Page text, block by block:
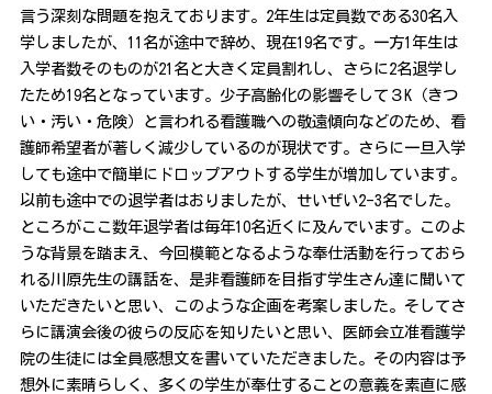
言う深刻な問題を抱えております。2年生は定員数である30名入
学しましたが、11名が途中で辞め、現在19名です。一方1年生は
入学者数そのものが21名と大きく定員割れし、さらに2名退学し
たため19名となっています。少子高齢化の影響そして３K（きつ
い・汚い・危険）と言われる看護職への敬遠傾向などのため、看
護師希望者が著しく減少しているのが現状です。さらに一旦入学
しても途中で簡単にドロップアウトする学生が増加しています。
以前も途中での退学者はおりましたが、せいぜい2-3名でした。
ところがここ数年退学者は毎年10名近くに及んでいます。このよ
うな背景を踏まえ、今回模範となるような奉仕活動を行っておら
れる川原先生の講話を、是非看護師を目指す学生さん達に聞いて
いただきたいと思い、このような企画を考案しました。そしてさ
らに講演会後の彼らの反応を知りたいと思い、医師会立准看護学
院の生徒には全員感想文を書いていただきました。その内容は予
想外に素晴らしく、多くの学生が奉仕することの意義を素直に感